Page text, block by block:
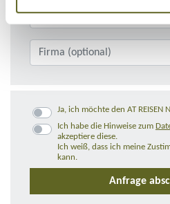
Ja, ich möchte den AT
Ich habe die Hinweise zum
akzeptiere diese.
Ich weiß, dass ich meine
kann.